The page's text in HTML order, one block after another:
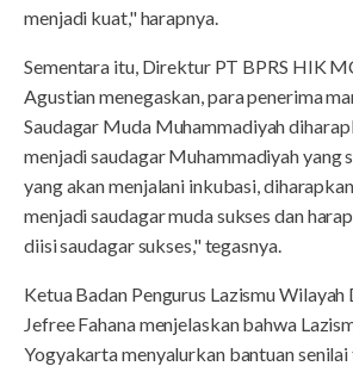
menjadi kuat," harapnya.
Sementara itu, Direktur PT BPRS HIK
Agustian menegaskan, para penerima
Saudagar Muda Muhammadiyah
menjadi saudagar Muhammadiyah yang
yang akan menjalani inkubasi,
menjadi saudagar muda sukses dan
diisi saudagar sukses," tegasnya.
Ketua Badan Pengurus Lazismu
Jefree Fahana menjelaskan bahwa
Yogyakarta menyalurkan bantuan